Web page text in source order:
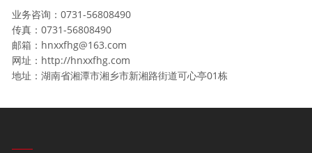
业务咨询：0731-56808490
传真：0731-56808490
邮箱：hnxxfhg@163.com
网址：http://hnxxfhg.com
地址：湖南省湘潭市湘乡市新湘路街道可心亭01栋